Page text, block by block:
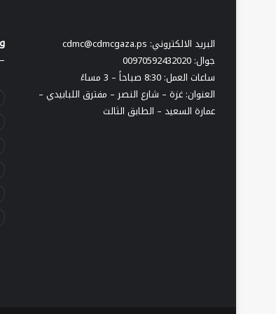
البريد الالكتروني: cdmc@cdmcgaza.ps
جوال: 00970592432020
ساعات العمل: 8:30 صباحاً – 3 مساءً
العنوان: غزة – شارع النصر – مفترق اللبابيدي –
عمارة السعيد – الطابق الثالث